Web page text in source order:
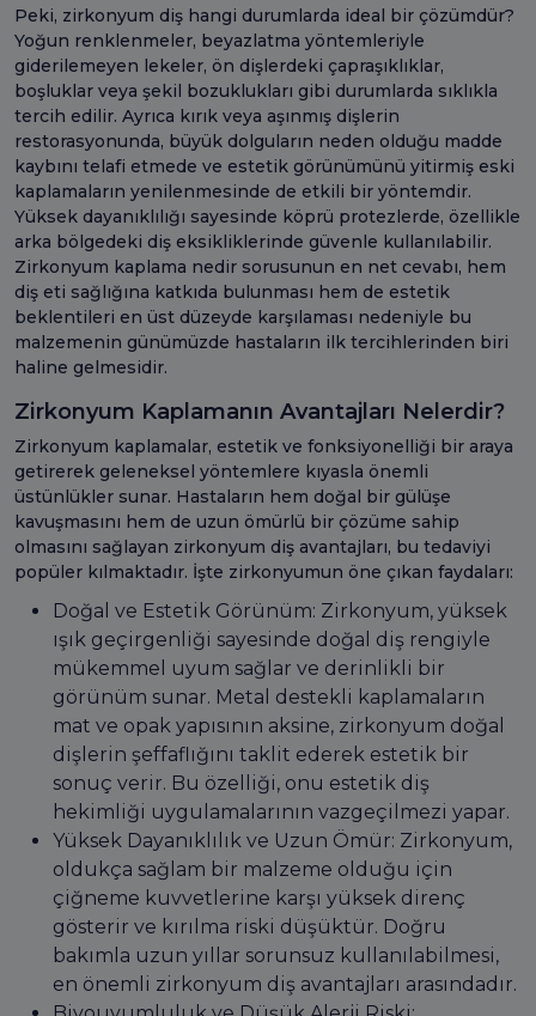
Peki, zirkonyum diş hangi durumlarda ideal bir çözümdür?
Yoğun renklenmeler, beyazlatma yöntemleriyle
giderilemeyen lekeler, ön dişlerdeki çapraşıklıklar,
boşluklar veya şekil bozuklukları gibi durumlarda sıklıkla
tercih edilir. Ayrıca kırık veya aşınmış dişlerin
restorasyonunda, büyük dolguların neden olduğu madde
kaybını telafi etmede ve estetik görünümünü yitirmiş eski
kaplamaların yenilenmesinde de etkili bir yöntemdir.
Yüksek dayanıklılığı sayesinde köprü protezlerde, özellikle
arka bölgedeki diş eksikliklerinde güvenle kullanılabilir.
Zirkonyum kaplama nedir sorusunun en net cevabı, hem
diş eti sağlığına katkıda bulunması hem de estetik
beklentileri en üst düzeyde karşılaması nedeniyle bu
malzemenin günümüzde hastaların ilk tercihlerinden biri
haline gelmesidir.
Zirkonyum Kaplamanın Avantajları Nelerdir?
Zirkonyum kaplamalar, estetik ve fonksiyonelliği bir araya
getirerek geleneksel yöntemlere kıyasla önemli
üstünlükler sunar. Hastaların hem doğal bir gülüşe
kavuşmasını hem de uzun ömürlü bir çözüme sahip
olmasını sağlayan zirkonyum diş avantajları, bu tedaviyi
popüler kılmaktadır. İşte zirkonyumun öne çıkan faydaları:
Doğal ve Estetik Görünüm: Zirkonyum, yüksek
ışık geçirgenliği sayesinde doğal diş rengiyle
mükemmel uyum sağlar ve derinlikli bir
görünüm sunar. Metal destekli kaplamaların
mat ve opak yapısının aksine, zirkonyum doğal
dişlerin şeffaflığını taklit ederek estetik bir
sonuç verir. Bu özelliği, onu estetik diş
hekimliği uygulamalarının vazgeçilmezi yapar.
Yüksek Dayanıklılık ve Uzun Ömür: Zirkonyum,
oldukça sağlam bir malzeme olduğu için
çiğneme kuvvetlerine karşı yüksek direnç
gösterir ve kırılma riski düşüktür. Doğru
bakımla uzun yıllar sorunsuz kullanılabilmesi,
en önemli zirkonyum diş avantajları arasındadır.